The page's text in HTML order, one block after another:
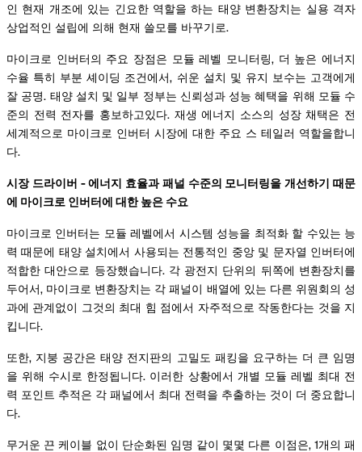
인 현재 개조에 있는 긴요한 역할을 하는 태양 변환장치는 실용 격자
상업적인 설립에 의해 현재 쓸모를 바꾸기로.
마이크로 인버터의 주요 장점은 모듈 레벨 모니터링, 더 높은 에너지
수율 특히 부분 셰이딩 조건에서, 쉬운 설치 및 유지 보수는 고객에게
잘 공명. 태양 설치 및 일부 정부는 신뢰성과 성능 혜택을 위해 모듈 수
준의 전력 전자를 홍보하고있다. 재생 에너지 소스의 성장 채택은 전
세계적으로 마이크로 인버터 시장에 대한 주요 스 테일러 역할을합니
다.
시장 드라이버 - 에너지 효율과 패널 수준의 모니터링을 개선하기 때문
에 마이크로 인버터에 대한 높은 수요
마이크로 인버터는 모듈 레벨에서 시스템 성능을 최적화 할 수있는 능
력 때문에 태양 설치에서 사용되는 전통적인 중앙 및 문자열 인버터에
적합한 대안으로 등장했습니다. 각 광전지 단위의 뒤쪽에 변환장치를
두어서, 마이크로 변환장치는 각 패널이 배열에 있는 다른 위원회의 성
과에 관계없이 그것의 최대 힘 점에서 자주적으로 작동한다는 것을 지
킵니다.
또한, 지붕 공간은 태양 전지판의 고밀도 패킹을 요구하는 더 큰 임명
을 위해 수시로 한정됩니다. 이러한 상황에서 개별 모듈 레벨 최대 전
력 포인트 추적은 각 패널에서 최대 전력을 추출하는 것이 더 중요합니
다.
무거운 끈 케이블 없이 단순화된 임명 같이 몇몇 다른 이점은, 1개의 패